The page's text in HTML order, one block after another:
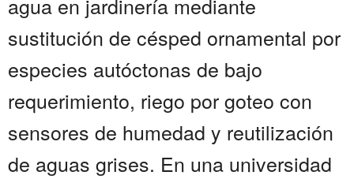
sustitución de césped ornamental por
especies autóctonas de bajo
requerimiento, riego por goteo con
sensores de humedad y reutilización
de aguas grises. En una universidad